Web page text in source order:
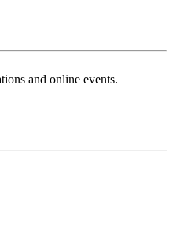
and online events.